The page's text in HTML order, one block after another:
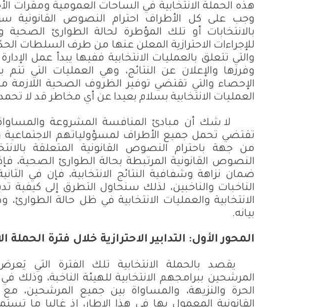
هذه الحملة الانتخابية في الساحات العمومية ومقرات
وجب على كل الأطراف احترام النصوص القانونية
بالانتخابات أو تلك المؤطرة لحالة الطوارئ
للإجراءات الاحترازية المعلن عنها من طرف السلطات
والتي تتعلق بالعمليات الانتخابية ففيها يبدأ عمل
وفرزها والإعلان عن النتائج، وهي العمليات التي
الإحصاء والتي تقتضي توفير الظروف الصحية اللازمة
العمليات الانتخابية بسلام بعيدا عن أي مخاطر قد لا
لا شك أن مبادئ المنافسة المشروعة
تقتضي تحمل جميع الأطراف لمسؤولياتهم الاجتماعية
من جهة باحترام النصوص القانونية المتعلقة
النصوص القانونية المرتبطة بحالة الطوارئ الصحية،
ضمان نزاهة وشفافية النتائج الانتخابية، فإن في
الناخبات والناخبين، لذلك سنحاول التطرق إلى كيفية
الانتخابية والعمليات الانتخابية في ظل حالة
بيانه.
المحور الأول: التدابير الاحترازية خلال فترة الحملة
يقصد بالحملة الانتخابية تلك الفترة التي
المرشحين ببرامجهم الانتخابية للهيئة الناخبة، وذلك
الحرة والنزيهة، والمساواة بين جميع المرشحين، مع
القانونية المعمول بها في هذا الإطار، إذ غالبا ما